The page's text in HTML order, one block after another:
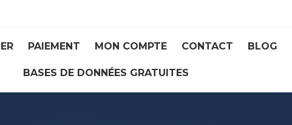
PAIEMENT MON COMPTE CONTACT BLOG
BASES DE DONNÉES GRATUITES